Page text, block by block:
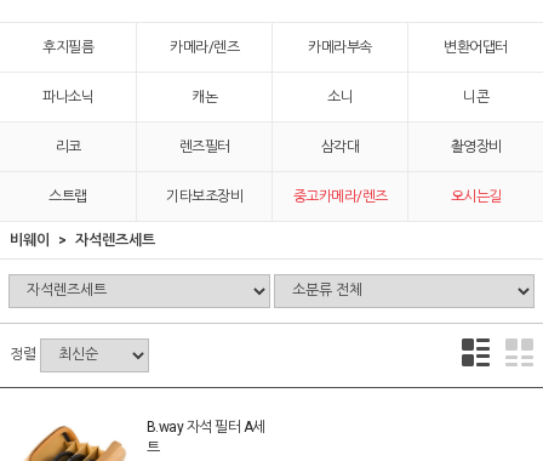
후지필름 카메라/렌즈 카메라부속 변환어댑터
파나소닉 캐논 소니 니콘
리코 렌즈필터 삼각대 촬영장비
스트랩 기타보조장비 중고카메라/렌즈 오시는길
비웨이 자석렌즈세트
정렬
B.way 자석 필터 A세
트